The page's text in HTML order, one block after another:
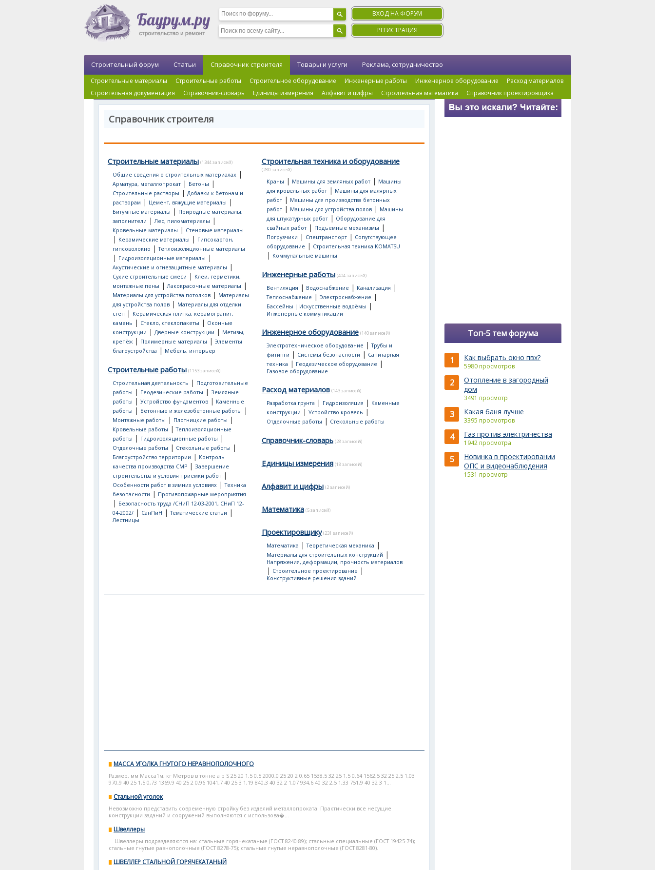
ВХОД НА ФОРУМ
РЕГИСТРАЦИЯ
Строительный форум Статьи Справочник строителя
Строительные материалы Строительные работы Строительное оборудование Инженерные работы Инженерное оборудование
Расход материалов
Строительная документация
Справочник-словарь Единицы измерения Алфавит и цифры Строительная математика Справочник проектировщика
Товары и услуги Реклама, сотрудничество
Справочник строителя
Строительные материалы (1344 записей)
Общие сведения о строительных материалах|
Арматура, металлопрокат| Бетоны |
Строительные растворы | Добавки к бетонам и
растворам | Цемент, вяжущие материалы |
Битумные материалы | Природные материалы,
заполнители |Лес, пиломатериалы |
Кровельные материалы | Стеновые материалы
| Керамические материалы | Гипсокартон,
гипсоволокно |Теплоизоляционные материалы
| Гидроизоляционные материалы |
Акустические и огнезащитные материалы |
Сухие строительные смеси | Клеи, герметики,
монтажные пены |Лакокрасочные материалы |
Материалы для устройства потолков| Материалы
для устройства полов| Материалы для отделки
стен | Керамическая плитка, керамогранит,
камень | Стекло, стеклопакеты | Оконные
конструкции | Дверные конструкции | Метизы,
крепёж| Полимерные материалы | Элементы
благоустройства | Мебель, интерьер
Строительные работы (1153 записей)
Строительная деятельность | Подготовительные
работы | Геодезические работы | Земляные
работы | Устройство фундаментов| Каменные
работы | Бетонные и железобетонные работы |
Монтажные работы | Плотницкие работы |
Кровельные работы |Теплоизоляционные
работы | Гидроизоляционные работы |
Отделочные работы | Стекольные работы |
Благоустройство территории | Контроль
качества производства СМР| Завершение
строительства и условия приемки работ|
Особенности работ в зимних условиях|Техника
безопасности | Противопожарные мероприятия
| Безопасность труда /СНиП 12-03-2001, СНиП 12-
04-2002/| СанПиН |Тематические статьи |
Лестницы
Строительная техника и оборудование
(280 записей)
Краны | Машины для земляных работ| Машины
для кровельных работ| Машины для малярных
работ| Машины для производства бетонных
работ| Машины для устройства полов| Машины
для штукатурных работ| Оборудование для
свайных работ| Подъемные механизмы |
Погрузчики | Спецтранспорт| Сопутствующее
оборудование | Строительная техника KOMATSU
| Коммунальные машины
Инженерные работы (404 записей)
Вентиляция | Водоснабжение | Канализация |
Теплоснабжение | Электроснабжение |
Бассейны | Искусственные водоёмы |
Инженерные коммуникации
Инженерное оборудование (140 записей)
Электротехническое оборудование |Трубы и
фитинги | Системы безопасности | Санитарная
техника | Геодезическое оборудование |
Газовое оборудование
Расход материалов (143 записей)
Разработка грунта | Гидроизоляция | Каменные
конструкции | Устройство кровель |
Отделочные работы | Стекольные работы
Справочник-словарь (28 записей)
Единицы измерения (18 записей)
Алфавит и цифры (2 записей)
Математика (5 записей)
Проектировщику (231 записей)
Математика |Теоретическая механика |
Материалы для строительных конструкций |
Напряжения, деформации, прочность материалов
| Строительное проектирование |
Конструктивные решения зданий
МАССА УГОЛКА ГНУТОГО НЕРАВНОПОЛОЧНОГО
Размер, мм Масса1м, кг Метров в тонне а b S 25 20 1,5 0,5 2000,0 25 20 2 0,65 1538,5 32 25 1,5 0,64 1562,5 32 25 2,5 1,03
970,9 40 25 1,5 0,73 1369,9 40 25 2 0,96 1041,7 40 25 3 1,19 840,3 40 32 2 1,07 934,6 40 32 2,5 1,33 751,9 40 32 3 1...
Стальной уголок
Невозможно представить современную стройку без изделий металлопроката. Практически все несущие
конструкции заданий и сооружений выполняются с использова�...
Швеллеры
Швеллеры подразделяются на: стальные горячекатаные (ГОСТ 8240-89); стальные специальные (ГОСТ 19425-74);
стальные гнутые равнополочные (ГОСТ 8278-75); стальные гнутые неравнополочные (ГОСТ 8281-80).
ШВЕЛЛЕР СТАЛЬНОЙ ГОРЯЧЕКАТАНЫЙ
Топ-5 тем форума
1 Как выбрать окно пвх?
5980 просмотров
2
Отопление в загородный
дом
3491 просмотр
3 Какая баня лучше
3395 просмотров
4 Газ против электричества
1942 просмотра
5
Новинка в проектировании
ОПС и видеонаблюдения
1531 просмотр